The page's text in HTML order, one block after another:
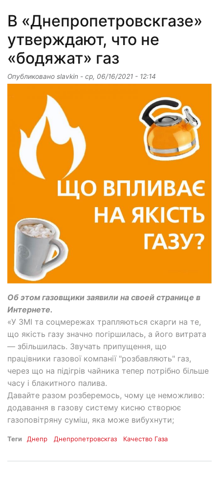
В «Днепропетровскгазе»
утверждают, что не
«бодяжат» газ
Опубликовано slavkin - ср, 06/16/2021 - 12:14
Об этом газовщики заявили на своей странице в
Интернете.
«У ЗМІ та соцмережах трапляються скарги на те,
що якість газу значно погіршилась, а його витрата
— збільшилась. Звучать припущення, що
працівники газової компанії "розбавляють" газ,
через що на підігрів чайника тепер потрібно більше
часу і блакитного палива.
Давайте разом розберемось, чому це неможливо:
додавання в газову систему кисню створює
газоповітряну суміш, яка може вибухнути;
Теги Днепр Днепропетровскгаз Качество Газа